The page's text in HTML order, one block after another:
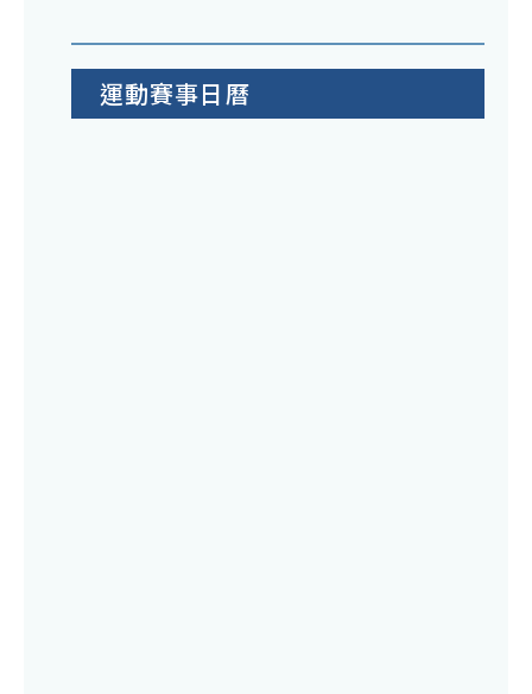
運動賽事日曆